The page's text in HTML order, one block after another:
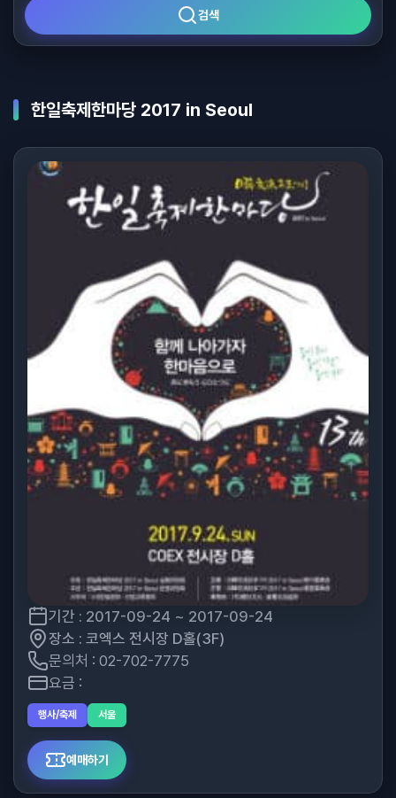
검색
한일축제한마당 2017 in Seoul
기간 : 2017-09-24 ~ 2017-09-24
장소 : 코엑스 전시장 D홀(3F)
문의처 : 02-702-7775
요금 :
행사/축제 서울
예매하기